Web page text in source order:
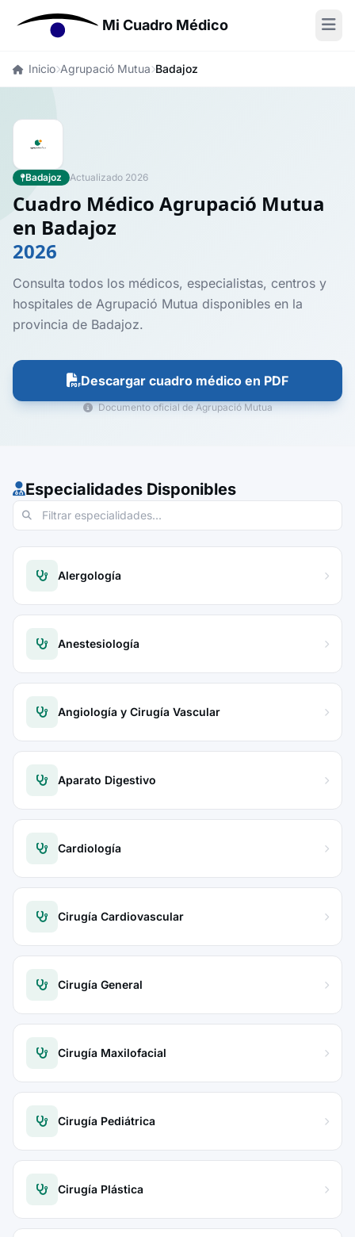
Mi Cuadro Médico
Inicio Agrupació Mutua Badajoz
Badajoz Actualizado 2026
Cuadro Médico Agrupació Mutua
en Badajoz
2026
Consulta todos los médicos, especialistas, centros y
hospitales de Agrupació Mutua disponibles en la
provincia de Badajoz.
Descargar cuadro médico en PDF
Documento oficial de Agrupació Mutua
Especialidades Disponibles
Alergología
Anestesiología
Angiología y Cirugía Vascular
Aparato Digestivo
Cardiología
Cirugía Cardiovascular
Cirugía General
Cirugía Maxilofacial
Cirugía Pediátrica
Cirugía Plástica